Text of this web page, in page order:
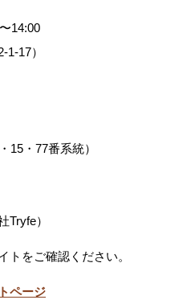
14:00
17）
15・77番系統）
Tryfe）
トをご確認ください。
ページ